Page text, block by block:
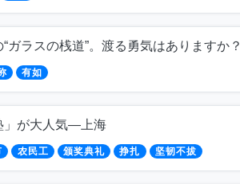
ガラスの桟道”。渡る勇気はありますか？
有如
」が大人気―上海
农民工 颁奖典礼 挣扎 坚韧不拔